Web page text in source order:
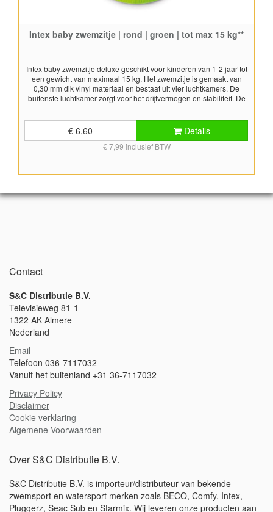
Intex baby zwemzitje | rond | groen | tot max 15 kg**
Intex baby zwemzitje deluxe geschikt voor kinderen van 1-2 jaar tot
een gewicht van maximaal 15 kg. Het zwemzitje is gemaakt van
0,30 mm dik vinyl materiaal en bestaat uit vier luchtkamers. De
buitenste luchtkamer zorgt voor het drijfvermogen en stabiliteit. De
Afmetingen: Ø 76 cm Dit is géén waterspeelgoed en dient onder
toezicht van een volwassenen gebruikt te worden. Laat kinderen
nooit allen in het zitje in het water achter! Voldoet aan EN 13138
€ 6,60 Details
€ 7,99 inclusief BTW
Contact
S&C Distributie B.V.
Televisieweg 81-1
1322 AK Almere
Nederland
Email
Telefoon 036-7117032
Vanuit het buitenland +31 36-7117032
Privacy Policy
Disclaimer
Cookie verklaring
Algemene Voorwaarden
Over S&C Distributie B.V.
S&C Distributie B.V. is importeur/distributeur van bekende
zwemsport en watersport merken zoals BECO, Comfy, Intex,
Pluggerz, Seac Sub en Starmix. Wij leveren onze producten aan